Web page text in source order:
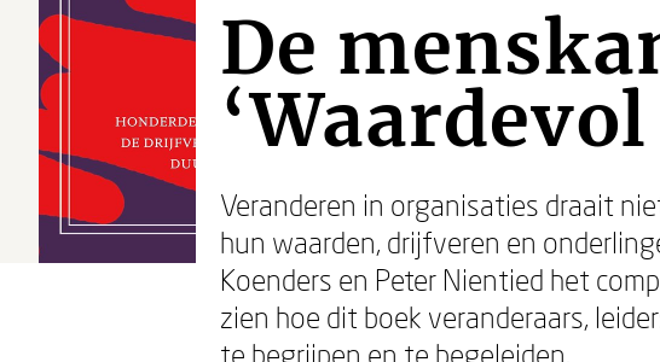
De
Veranderen in organisaties draait
hun waarden, drijfveren en
Koenders en Peter Nientied het
zien hoe dit boek veranderaars,
te begrijpen en te begeleiden.